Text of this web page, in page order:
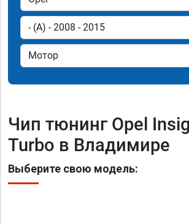
Чип тюнинг Opel
Turbo в Владимире
Выберите свою модель: